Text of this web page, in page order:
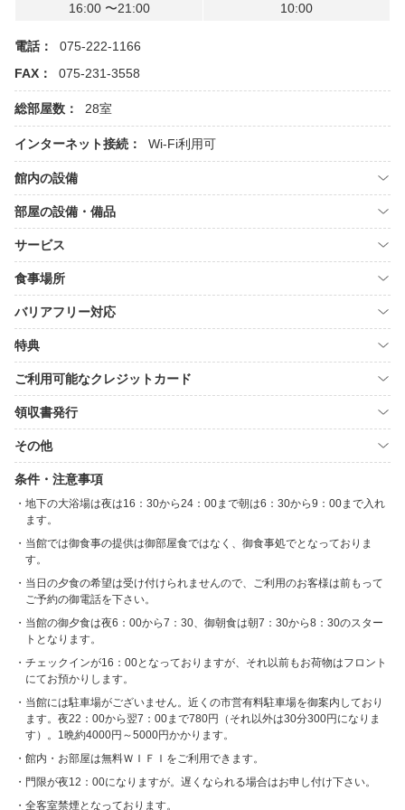
16:00 〜21:00 10:00
電話：
075-222-1166
FAX：
075-231-3558
総部屋数： 28室
インターネット接続： Wi-Fi利用可
館内の設備
部屋の設備・備品
サービス
食事場所
バリアフリー対応
特典
ご利用可能なクレジットカード
領収書発行
その他
条件・注意事項
地下の大浴場は夜は16：30から24：00まで朝は6：30から9：00まで入れ
ます。
当館では御食事の提供は御部屋食ではなく、御食事処でとなっておりま
す。
当日の夕食の希望は受け付けられませんので、ご利用のお客様は前もって
ご予約の御電話を下さい。
当館の御夕食は夜6：00から7：30、御朝食は朝7：30から8：30のスター
トとなります。
チェックインが16：00となっておりますが、それ以前もお荷物はフロント
にてお預かりします。
当館には駐車場がございません。近くの市営有料駐車場を御案内しており
ます。夜22：00から翌7：00まで780円（それ以外は30分300円になりま
す）。1晩約4000円～5000円かかります。
館内・お部屋は無料ＷＩＦＩをご利用できます。
門限が夜12：00になりますが。遅くなられる場合はお申し付け下さい。
全客室禁煙となっております。